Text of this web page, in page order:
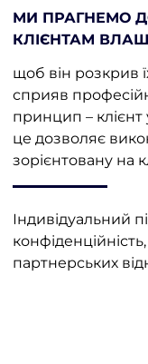
МИ ПРАГНЕМО
КЛІЄНТАМ
щоб він розкрив
сприяв
принцип –
це дозволяє
зорієнтовану на
Індивідуальний
партнерських